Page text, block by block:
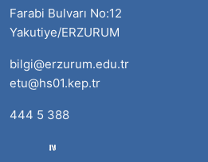
Farabi Bulvarı No:12
Yakutiye/ERZURUM
bilgi@erzurum.edu.tr
etu@hs01.kep.tr
444 5 388